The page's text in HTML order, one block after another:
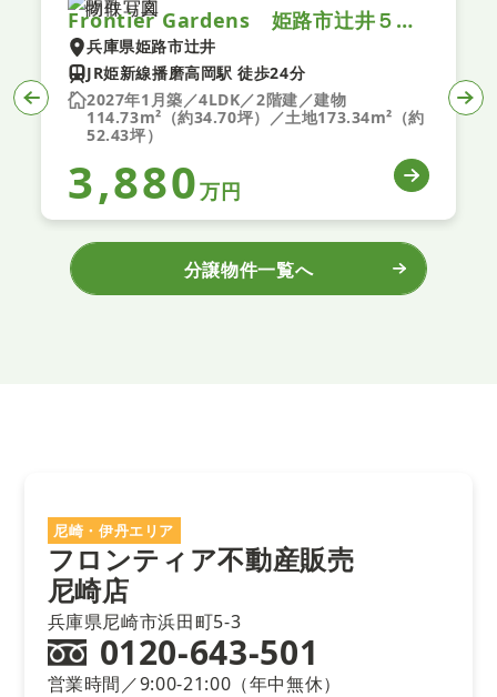
Frontier Gardens 姫路市辻井５丁目 新築一戸建て １号棟
兵庫県姫路市辻井
JR姫新線播磨高岡駅 徒歩24分
2027年1月築／4LDK／2階建／建物
114.73m²（約34.70坪）／土地173.34m²（約
52.43坪）
3,880万円
分譲物件一覧へ
尼崎・伊丹エリア
フロンティア不動産販売
尼崎店
兵庫県尼崎市浜田町5-3
0120-643-501
営業時間／9:00-21:00（年中無休）